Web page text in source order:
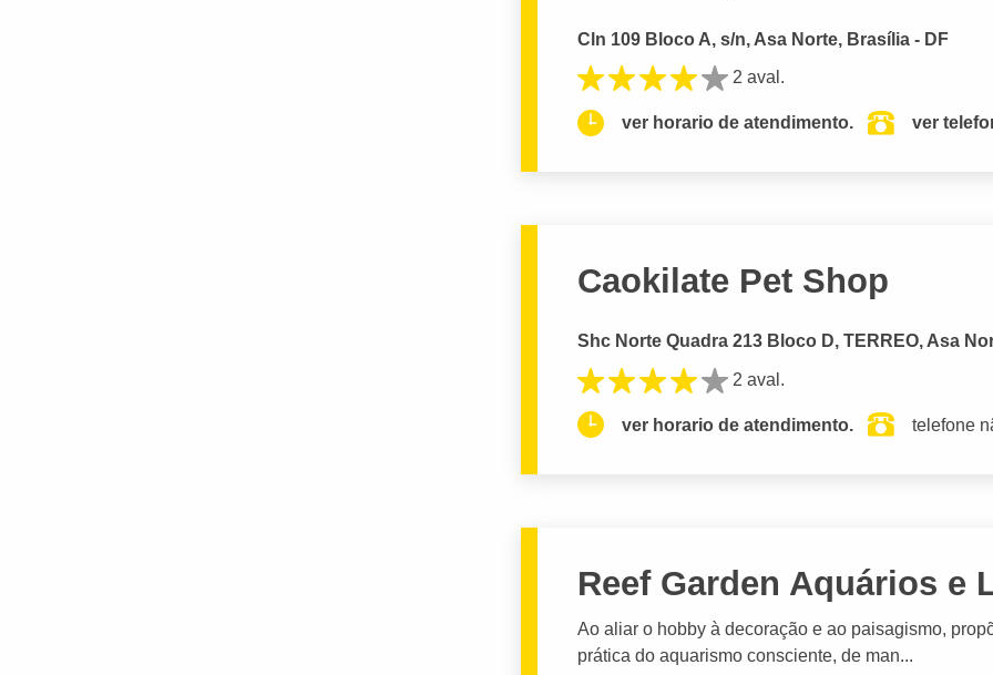
Cln 109 Bloco A, s/n, Asa Norte, Brasília - DF
2 aval.
ver horario de atendimento. ver
Caokilate Pet Shop
Shc Norte Quadra 213 Bloco D, TERREO, Asa
2 aval.
ver horario de atendimento. telefone
Reef Garden Aquários e
Ao aliar o hobby à decoração e ao paisagismo,
prática do aquarismo consciente, de man...